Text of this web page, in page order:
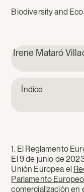
Biodiversity and
1. El Reglamento
El 9 de junio de
Unión Europea el
Parlamento
comercialización en
Irene Mataró
Índice